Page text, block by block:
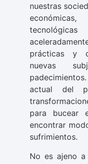
nuestras
prácticas y
nuevas
actual del
para bucear
encontrar
sufrimientos.
No es ajeno a